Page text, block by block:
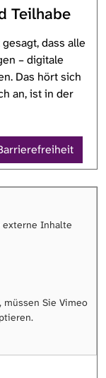
Teilhabe
dass alle
– digitale
Das hört sich
an, ist in der
Inhalte
müssen Sie Vimeo